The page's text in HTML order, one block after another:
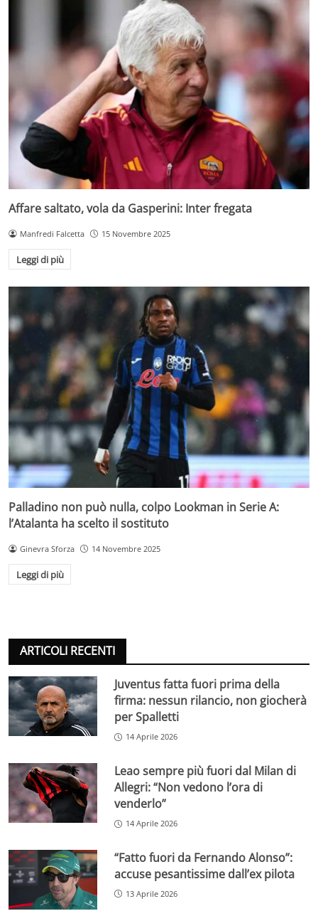
Affare saltato, vola da Gasperini: Inter fregata
Manfredi Falcetta 15 Novembre 2025
Leggi di più
Palladino non può nulla, colpo Lookman in Serie A:
l’Atalanta ha scelto il sostituto
Ginevra Sforza 14 Novembre 2025
Leggi di più
ARTICOLI RECENTI
Juventus fatta fuori prima della
firma: nessun rilancio, non giocherà
per Spalletti
14 Aprile 2026
Leao sempre più fuori dal Milan di
Allegri: “Non vedono l’ora di
venderlo”
14 Aprile 2026
“Fatto fuori da Fernando Alonso”:
accuse pesantissime dall’ex pilota
13 Aprile 2026